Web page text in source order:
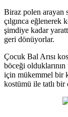
Biraz polen arayan
çılgınca eğlenerek
şimdiye kadar
geri dönüyorlar.
Çocuk Bal Arısı
böceği
için mükemmel bir
kostümü ile tatlı bir